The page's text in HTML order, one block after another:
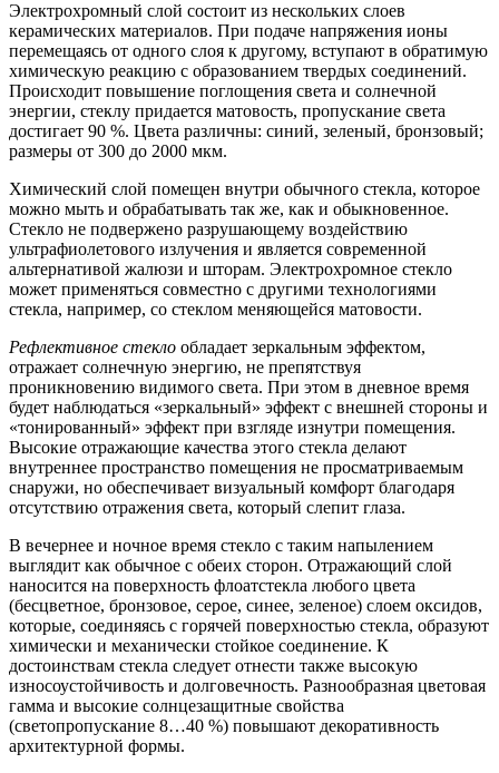
Электрохромный слой состоит из нескольких слоев
керамических материалов. При подаче напряжения ионы
перемещаясь от одного слоя к другому, вступают в обратимую
химическую реакцию с образованием твердых соединений.
Происходит повышение поглощения света и солнечной
энергии, стеклу придается матовость, пропускание света
достигает 90 %. Цвета различны: синий, зеленый, бронзовый;
размеры от 300 до 2000 мкм.
Химический слой помещен внутри обычного стекла, которое
можно мыть и обрабатывать так же, как и обыкновенное.
Стекло не подвержено разрушающему воздействию
ультрафиолетового излучения и является современной
альтернативой жалюзи и шторам. Электрохромное стекло
может применяться совместно с другими технологиями
стекла, например, со стеклом меняющейся матовости.
Рефлективное стекло обладает зеркальным эффектом,
отражает солнечную энергию, не препятствуя
проникновению видимого света. При этом в дневное время
будет наблюдаться «зеркальный» эффект с внешней стороны и
«тонированный» эффект при взгляде изнутри помещения.
Высокие отражающие качества этого стекла делают
внутреннее пространство помещения не просматриваемым
снаружи, но обеспечивает визуальный комфорт благодаря
отсутствию отражения света, который слепит глаза.
В вечернее и ночное время стекло с таким напылением
выглядит как обычное с обеих сторон. Отражающий слой
наносится на поверхность флоатстекла любого цвета
(бесцветное, бронзовое, серое, синее, зеленое) слоем оксидов,
которые, соединяясь с горячей поверхностью стекла, образуют
химически и механически стойкое соединение. К
достоинствам стекла следует отнести также высокую
износоустойчивость и долговечность. Разнообразная цветовая
гамма и высокие солнцезащитные свойства
(светопропускание 8…40 %) повышают декоративность
архитектурной формы.